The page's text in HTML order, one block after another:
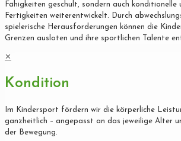
Fähigkeiten geschult, sondern auch
Fertigkeiten weiterentwickelt. Durch
spielerische Herausforderungen können die
Grenzen ausloten und ihre sportlichen Talente
✕
Kondition
Im Kindersport fördern wir die körperliche
ganzheitlich – angepasst an das jeweilige Alter
der Bewegung.